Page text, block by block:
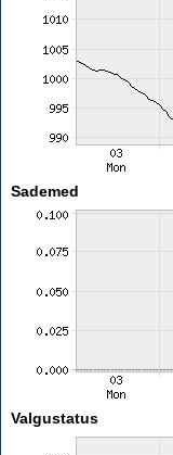
Sademed
Valgustatus